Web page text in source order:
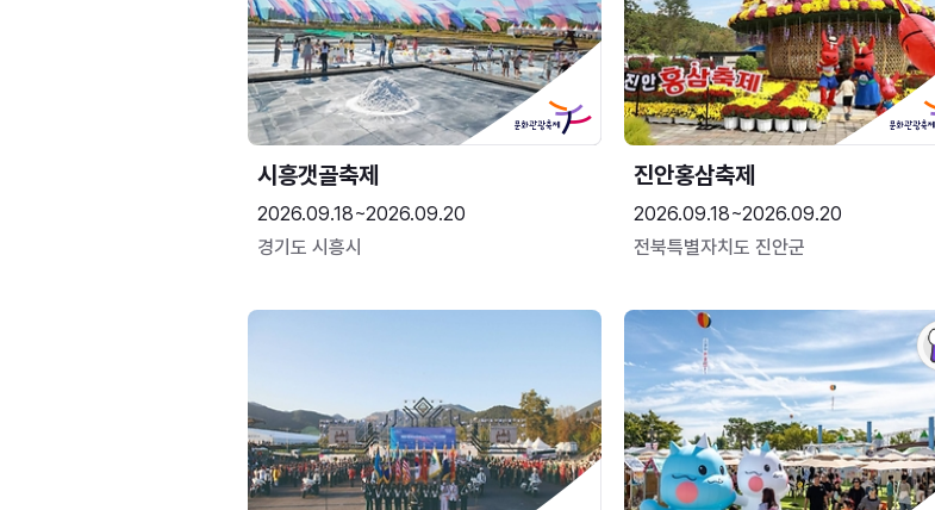
시흥갯골축제
2026.09.18~2026.09.20
경기도 시흥시
진안홍삼축제
2026.09.18~2026.09.20
전북특별자치도 진안군